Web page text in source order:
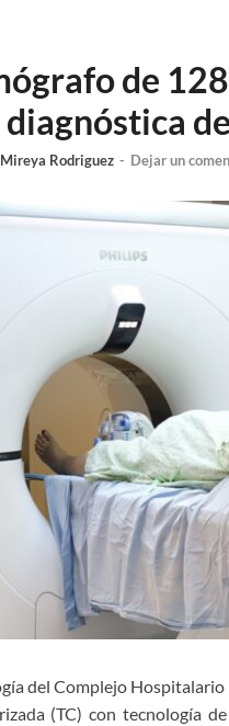
de
diagnóstica
Mireya Rodriguez - Dejar un
del Complejo
(TC) con tecnología